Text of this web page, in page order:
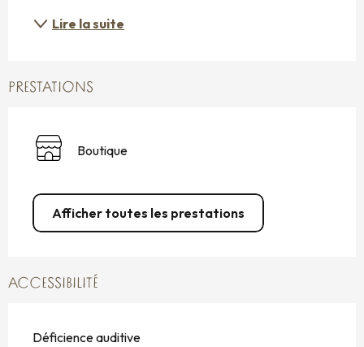
Lire la suite
PRESTATIONS
Boutique
Afficher toutes les prestations
ACCESSIBILITÉ
Déficience auditive